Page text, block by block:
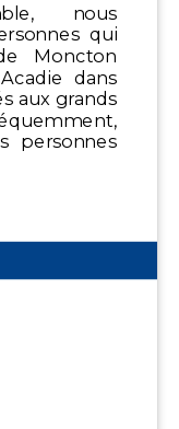
nous
qui
Moncton
dans
aux grands
personnes